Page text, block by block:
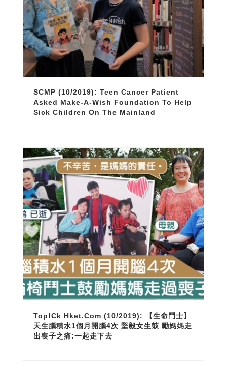
SCMP (10/2019): Teen Cancer Patient
Asked Make-A-Wish Foundation To Help
Sick Children On The Mainland
Top!ck Hket.com (10/2019): 【生命鬥士】
天生腦積水1個月開腦4次 堅毅女生鼓 勵媽媽走
出喪子之痛:一起走下去